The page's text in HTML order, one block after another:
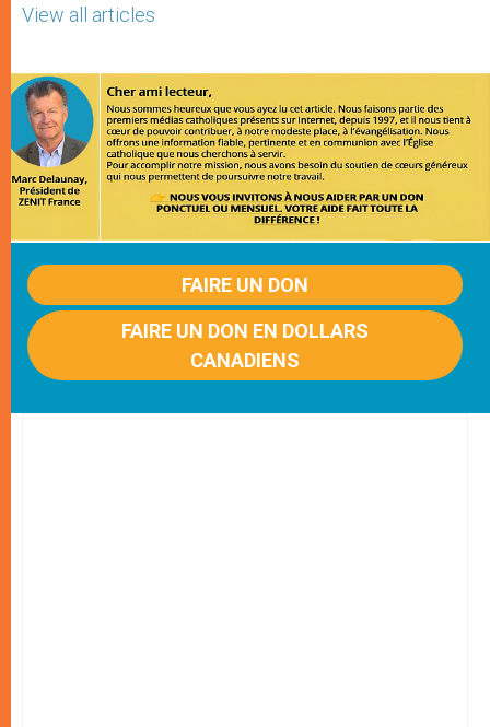
View all articles
FAIRE UN DON
FAIRE UN DON EN DOLLARS
CANADIENS